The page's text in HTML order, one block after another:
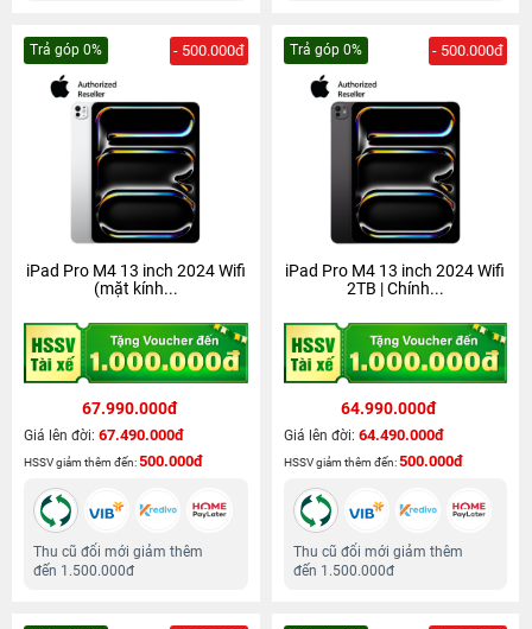
Trả góp 0% - 500.000đ
iPad Pro M4 13 inch 2024 Wifi
(mặt kính...
67.990.000đ
Giá lên đời: 67.490.000đ
HSSV giảm thêm đến:500.000đ
Thu cũ đổi mới giảm thêm
đến 1.500.000đ
Trả góp 0% - 500.000đ
iPad Pro M4 13 inch 2024 Wifi
2TB | Chính...
64.990.000đ
Giá lên đời: 64.490.000đ
HSSV giảm thêm đến:500.000đ
Thu cũ đổi mới giảm thêm
đến 1.500.000đ